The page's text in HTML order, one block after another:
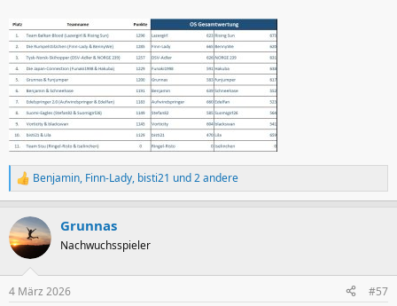
R
e
k
t
i
e
Benjamin, Finn-Lady, bisti21 und 2 andere
Grunnas
Nachwuchsspieler
4 März 2026 #57